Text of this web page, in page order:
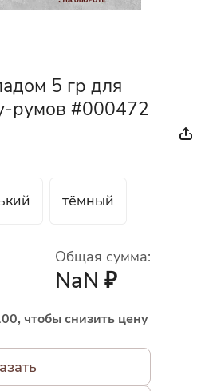
5 гр для
румов #000472
тёмный
Общая сумма:
NaN ₽
чтобы снизить цену